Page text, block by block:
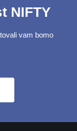
NIFTY
vam bomo